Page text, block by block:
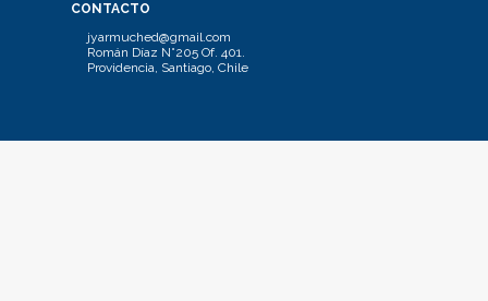
CONTACTO
jyarmuched@gmail.com
Román Díaz N°205 Of. 401.
Providencia, Santiago, Chile